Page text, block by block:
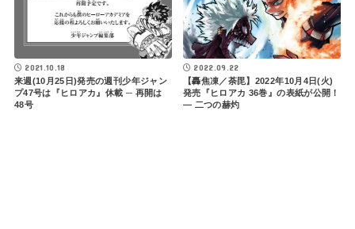
2021.10.18
来週(10月25日)発売の週刊少年ジャン
プ47号は『ヒロアカ』休載 ─ 再開は
48号
2022.09.22
【轟焦凍／荼毘】2022年10月4日(火)
発売『ヒロアカ 36巻』の表紙が公開！
― 二つの赫灼